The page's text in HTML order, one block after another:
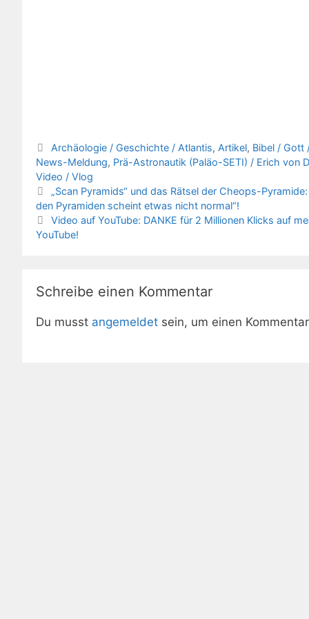
Kategorien
Archäologie / Geschichte / Atlantis, Artikel, Bibel / Gott
News-Meldung, Prä-Astronautik (Paläo-SETI) / Erich von
Video / Vlog
„Scan Pyramids“ und das Rätsel der Cheops-
den Pyramiden scheint etwas nicht normal“!
Video auf YouTube: DANKE für 2 Millionen Klicks auf
YouTube!
Schreibe einen Kommentar
Du musst angemeldet sein, um einen